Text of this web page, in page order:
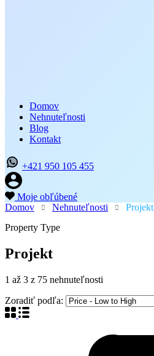
Domov
Nehnuteľnosti
Blog
Kontakt
+421 950 105 455
Moje obľúbené
Domov
Nehnuteľnosti
Projekt
Property Type
Projekt
1 až 3 z 75 nehnuteľnosti
Zoradiť podľa: